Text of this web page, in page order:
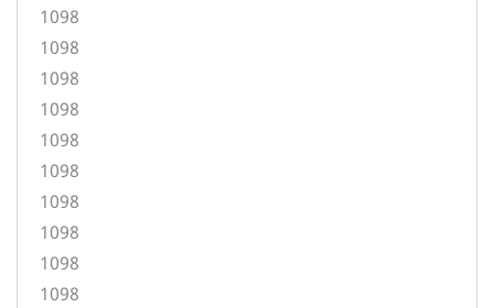
1098
1098
1098
1098
1098
1098
1098
1098
1098
1098